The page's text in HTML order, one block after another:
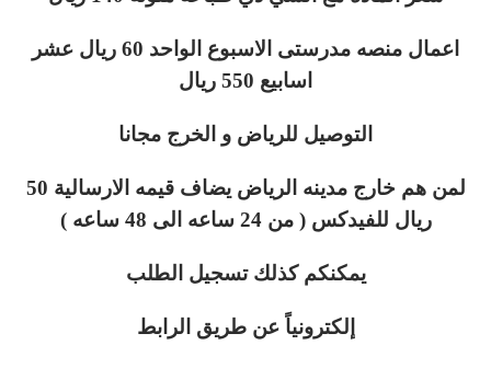
اعمال منصه مدرستى الاسبوع الواحد 60 ريال عشر
اسابيع 550 ريال
التوصيل للرياض و الخرج مجانا
لمن هم خارج مدينه الرياض يضاف قيمه الارسالية 50
ريال للفيدكس ( من 24 ساعه الى 48 ساعه )
يمكنكم كذلك تسجيل الطلب
إلكترونياً عن طريق الرابط